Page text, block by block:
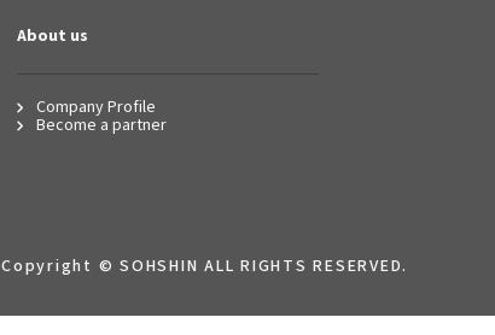
About us
Company Profile
Become a partner
Copyright © SOHSHIN ALL RIGHTS RESERVED.